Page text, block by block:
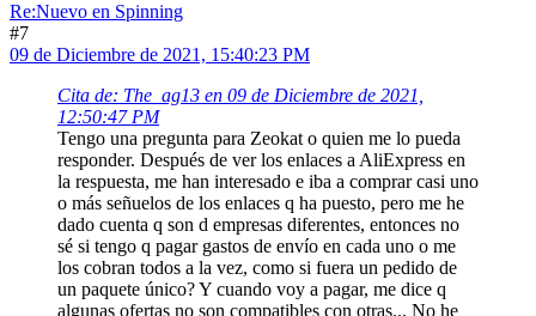
Re:Nuevo en Spinning
#7
09 de Diciembre de 2021, 15:40:23 PM
Cita de: The_ag13 en 09 de Diciembre de 2021,
12:50:47 PM
Tengo una pregunta para Zeokat o quien me lo pueda
responder. Después de ver los enlaces a AliExpress en
la respuesta, me han interesado e iba a comprar casi uno
o más señuelos de los enlaces q ha puesto, pero me he
dado cuenta q son d empresas diferentes, entonces no
sé si tengo q pagar gastos de envío en cada uno o me
los cobran todos a la vez, como si fuera un pedido de
un paquete único? Y cuando voy a pagar, me dice q
algunas ofertas no son compatibles con otras... No he